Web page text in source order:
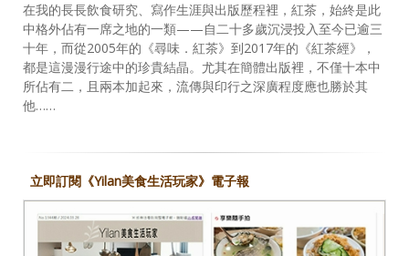
在我的長長飲食研究、寫作生涯與出版歷程裡，紅茶，始終是此
中格外佔有一席之地的一類——自二十多歲沉浸投入至今已逾三
十年，而從2005年的《尋味．紅茶》到2017年的《紅茶經》，
都是這漫漫行途中的珍貴結晶。尤其在簡體出版裡，不僅十本中
所佔有二，且兩本加起來，流傳與印行之深廣程度應也勝於其
他……
立即訂閱《Yilan美食生活玩家》電子報